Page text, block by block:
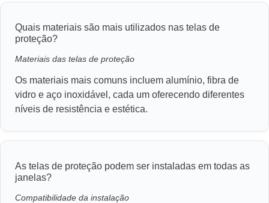
Quais materiais são mais utilizados nas telas de
proteção?
Materiais das telas de proteção
Os materiais mais comuns incluem alumínio, fibra de
vidro e aço inoxidável, cada um oferecendo diferentes
níveis de resistência e estética.
As telas de proteção podem ser instaladas em todas as
janelas?
Compatibilidade da instalação